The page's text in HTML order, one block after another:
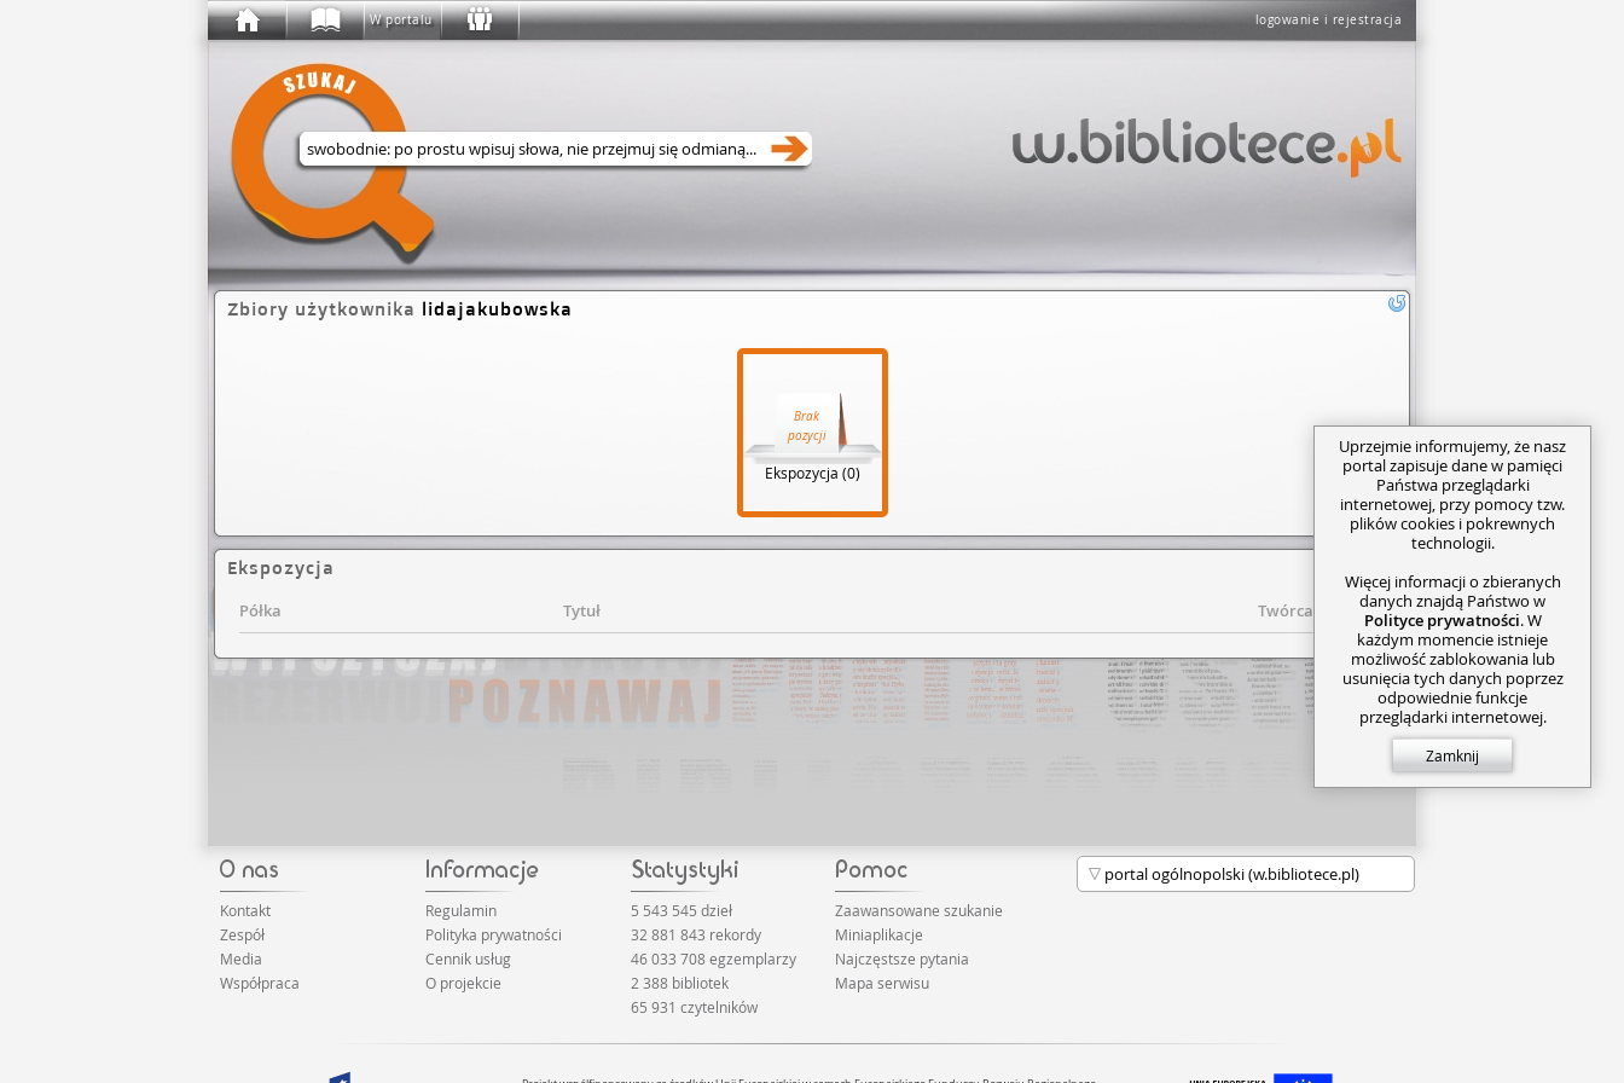
logowanie i rejestracja
W portalu
Wyszukaj w serwisie
Zbiory użytkownika lidajakubowska
Brak
pozycji
Ekspozycja (0)
Ekspozycja
Półka Tytuł Twórca
Kontakt
Zespół
Media
Współpraca
Regulamin
Polityka prywatności
Cennik usług
O projekcie
5 543 545 dzieł
32 881 843 rekordy
46 033 708 egzemplarzy
2 388 bibliotek
65 931 czytelników
Zaawansowane szukanie
Miniaplikacje
Najczęstsze pytania
Mapa serwisu
Uprzejmie informujemy, że nasz
portal zapisuje dane w pamięci
Państwa przeglądarki
internetowej, przy pomocy tzw.
plików cookies i pokrewnych
technologii.
Więcej informacji o zbieranych
danych znajdą Państwo w
Polityce prywatności. W
każdym momencie istnieje
możliwość zablokowania lub
usunięcia tych danych poprzez
odpowiednie funkcje
przeglądarki internetowej.
Zamknij